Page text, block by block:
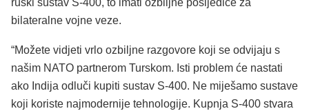
bilateralne vojne veze.
“Možete vidjeti vrlo ozbiljne razgovore koji se odvijaju s
našim NATO partnerom Turskom. Isti problem će nastati
ako Indija odluči kupiti sustav S-400. Ne miješamo sustave
koji koriste najmodernije tehnologije. Kupnja S-400 stvara